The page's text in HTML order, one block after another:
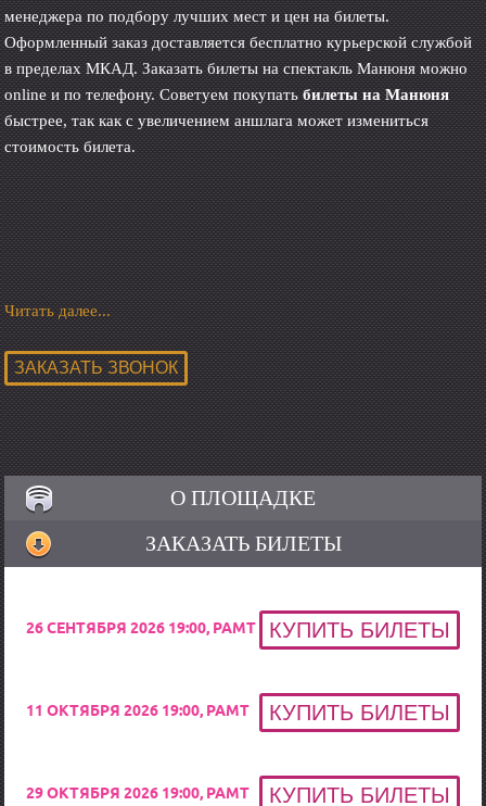
менеджера по подбору лучших мест и цен на билеты.
Оформленный заказ доставляется бесплатно курьерской службой
в пределах МКАД. Заказать билеты на спектакль Манюня можно
online и по телефону. Советуем покупатьбилеты на Манюня
быстрее, так как с увеличением аншлага может измениться
стоимость билета.
Читать далее...
О ПЛОЩАДКЕ
ЗАКАЗАТЬ БИЛЕТЫ
26 СЕНТЯБРЯ 2026 19:00, РАМТ
11 ОКТЯБРЯ 2026 19:00, РАМТ
29 ОКТЯБРЯ 2026 19:00, РАМТ